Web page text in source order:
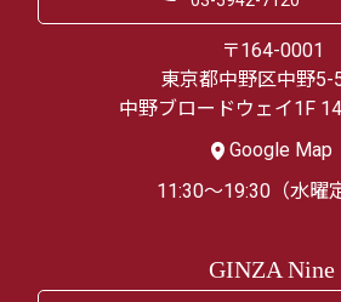
〒164-0001
東京都中野区中野5-
中野ブロードウェイ1F
Google Map
11:30～19:30（水曜
GINZA Nine